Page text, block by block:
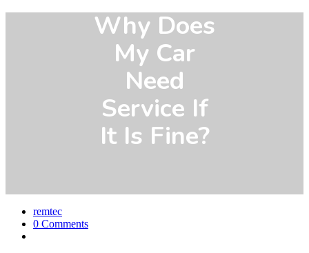
Why Does
My Car
Need
Service If
It Is Fine?
remtec
0 Comments